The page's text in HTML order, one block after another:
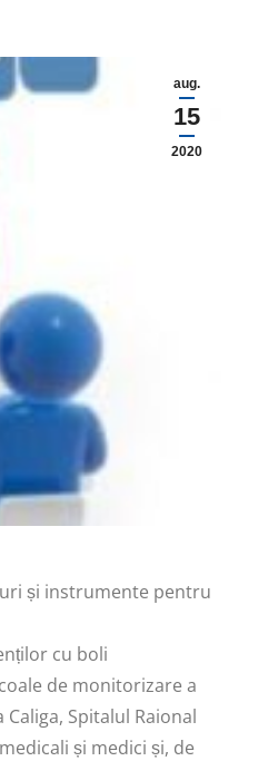
aug.
15
2020
și instrumente pentru
cu boli
de monitorizare a
Spitalul Raional
și medici și, de